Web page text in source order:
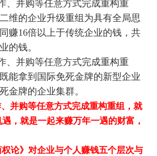
、并购等任意方式完成重构重
维的企业升级重组为具有全局思
赚16倍以上于传统企业的钱，共
的钱。
、并购等任意方式完成重构重
能拿到国际免死金牌的新型企业
金牌的企业集群。
并购等任意方式完成重构重组，就
，就是一起来赚万年一遇的财富，
论》对企业与个人赚钱五个层次与